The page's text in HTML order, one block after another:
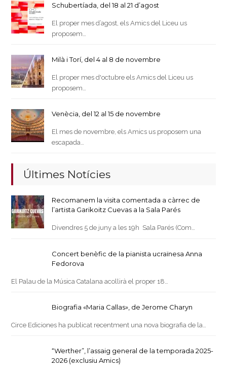
Schubertíada, del 18 al 21 d’agost
El proper mes d’agost, els Amics del Liceu us
proposem…
Milà i Torí, del 4 al 8 de novembre
El proper mes d'octubre els Amics del Liceu us
proposem…
Venècia, del 12 al 15 de novembre
El mes de novembre, els Amics us proposem una
escapada…
Últimes Notícies
Recomanem la visita comentada a càrrec de
l’artista Garikoitz Cuevas a la Sala Parés
Divendres 5 de juny a les 19h Sala Parés (Com…
Concert benèfic de la pianista ucraïnesa Anna
Fedorova
El Palau de la Música Catalana acollirà el proper 18…
Biografia «Maria Callas», de Jerome Charyn
Circe Ediciones ha publicat recentment una nova biografia de la…
“Werther”, l’assaig general de la temporada 2025-
2026 (exclusiu Amics)